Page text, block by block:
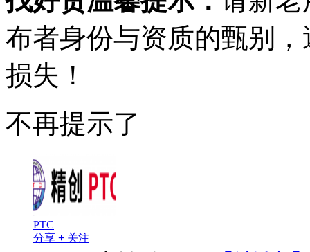
布者身份与资质的甄别
损失！
不再提示了
PTC
分享 + 关注